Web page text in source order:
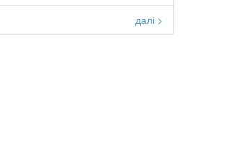
далі >